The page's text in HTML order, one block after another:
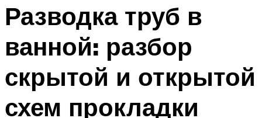
Разводка труб в
ванной: разбор
скрытой и открытой
схем прокладки